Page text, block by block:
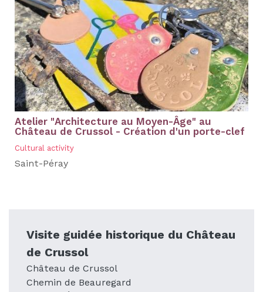
Visite guidée historique du Château
de Crussol
Château de Crussol
Chemin de Beauregard
Atelier "Architecture au Moyen-Âge" au
Château de Crussol - Création d'un porte-clef
Cultural activity
Saint-Péray